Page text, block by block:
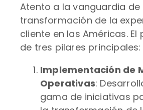
Atento a la vanguardia de
transformación de la
cliente en las Américas. El
de tres pilares principales:
Implementación de
Operativas:
gama de iniciativas